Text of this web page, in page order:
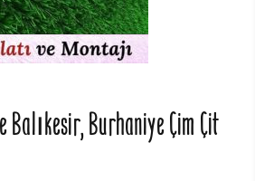
Balıkesir, Burhaniye Çim Çit